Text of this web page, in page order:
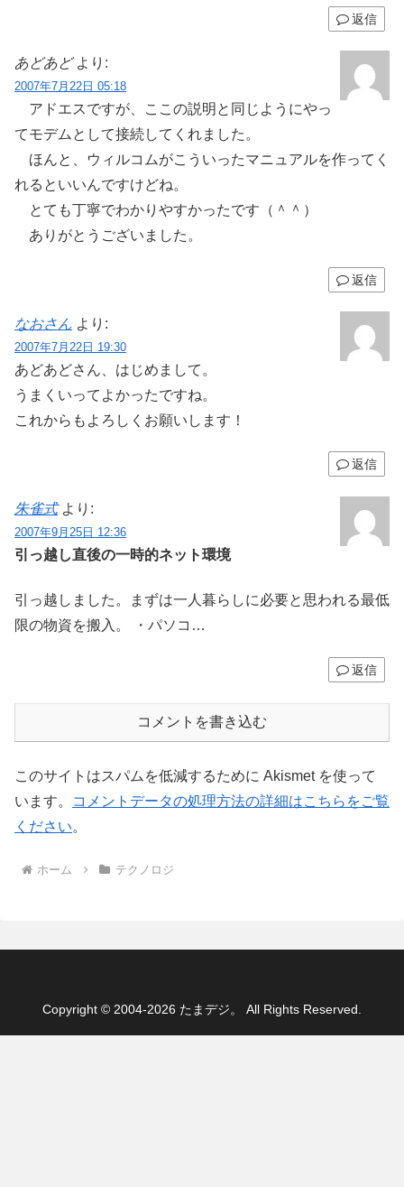
返信
あどあど より:
2007年7月22日 05:18
アドエスですが、ここの説明と同じようにやっ
てモデムとして接続してくれました。
ほんと、ウィルコムがこういったマニュアルを作ってく
れるといいんですけどね。
とても丁寧でわかりやすかったです（＾＾）
ありがとうございました。
返信
なおさん より:
2007年7月22日 19:30
あどあどさん、はじめまして。
うまくいってよかったですね。
これからもよろしくお願いします！
返信
朱雀式 より:
2007年9月25日 12:36
引っ越し直後の一時的ネット環境
引っ越しました。まずは一人暮らしに必要と思われる最低
限の物資を搬入。 ・パソコ…
返信
コメントを書き込む
このサイトはスパムを低減するために Akismet を使って
います。
コメントデータの処理方法の詳細はこちらをご覧
ください。
ホーム テクノロジ
Copyright © 2004-2026 たまデジ。 All Rights Reserved.